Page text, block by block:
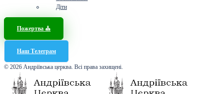
Діти
Пожертва ⛪️
Наш Телеграм
© 2026 Андріївська церква. Всі права захищені.